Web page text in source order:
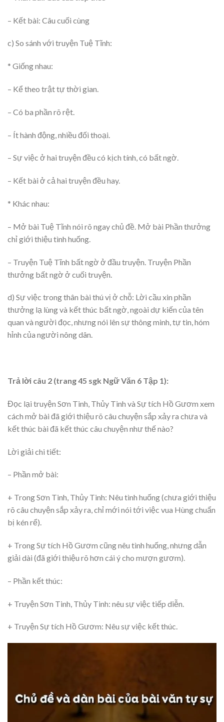
– Kết bài: Câu cuối cùng
c) So sánh với truyện Tuệ Tĩnh:
* Giống nhau:
– Kể theo trật tự thời gian.
– Có ba phần rõ rệt.
– Ít hành động, nhiều đối thoại.
– Sự việc ở hai truyện đều có kịch tính, có bất ngờ.
– Kết bài ở cả hai truyện đều hay.
* Khác nhau:
– Mở bài Tuệ Tĩnh nói rõ ngay chủ đề. Mở bài Phần thưởng
chỉ giới thiệu tình huống.
– Truyện Tuệ Tĩnh bất ngờ ở đầu truyện. Truyện Phần
thưởng bất ngờ ở cuối truyện.
d) Sự việc trong thân bài thú vị ở chỗ: Lời cầu xin phần
thưởng lạ lùng và kết thúc bất ngờ, ngoài dự kiến của tên
quan và người đọc, nhưng nói lên sự thông minh, tự tin, hóm
hỉnh của người nông dân.
Trả lời câu 2 (trang 45 sgk Ngữ Văn 6 Tập 1):
Đọc lại truyện Sơn Tinh, Thủy Tinh và Sự tích Hồ Gươm xem
cách mở bài đã giới thiệu rõ câu chuyện sắp xảy ra chưa và
kết thúc bài đã kết thúc câu chuyện như thế nào?
Lời giải chi tiết:
– Phần mở bài:
+ Trong Sơn Tinh, Thủy Tinh: Nêu tình huống (chưa giới thiệu
rõ câu chuyện sắp xảy ra, chỉ mới nói tới việc vua Hùng chuẩn
bị kén rể).
+ Trong Sự tích Hồ Gươm cũng nêu tình huống, nhưng dẫn
giải dài (đã giới thiệu rõ hơn cái ý cho mượn gươm).
– Phần kết thúc:
+ Truyện Sơn Tinh, Thủy Tinh: nêu sự việc tiếp diễn.
+ Truyện Sự tích Hồ Gươm: Nêu sự việc kết thúc.